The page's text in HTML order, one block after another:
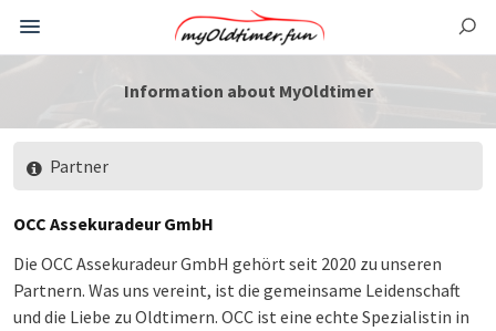
Information about MyOldtimer
Partner
OCC Assekuradeur GmbH
Die OCC Assekuradeur GmbH gehört seit 2020 zu unseren
Partnern. Was uns vereint, ist die gemeinsame Leidenschaft
und die Liebe zu Oldtimern. OCC ist eine echte Spezialistin in